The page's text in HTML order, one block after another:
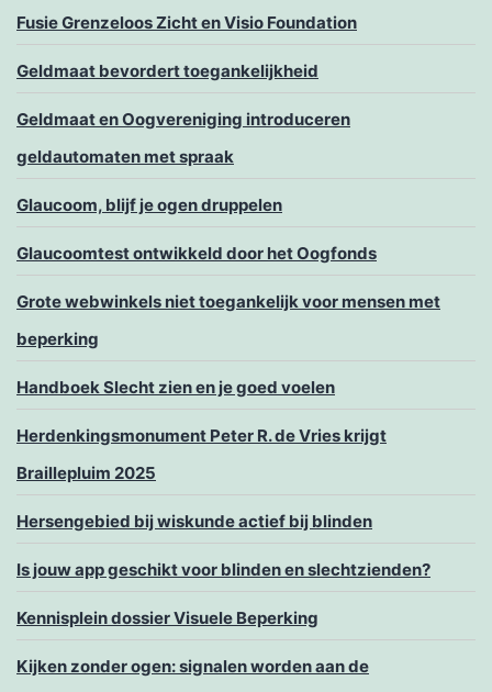
Fusie Grenzeloos Zicht en Visio Foundation
Geldmaat bevordert toegankelijkheid
Geldmaat en Oogvereniging introduceren
geldautomaten met spraak
Glaucoom, blijf je ogen druppelen
Glaucoomtest ontwikkeld door het Oogfonds
Grote webwinkels niet toegankelijk voor mensen met
beperking
Handboek Slecht zien en je goed voelen
Herdenkingsmonument Peter R. de Vries krijgt
Braillepluim 2025
Hersengebied bij wiskunde actief bij blinden
Is jouw app geschikt voor blinden en slechtzienden?
Kennisplein dossier Visuele Beperking
Kijken zonder ogen: signalen worden aan de